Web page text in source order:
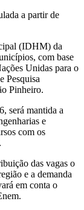
a partir de
(IDHM) da
com base
Unidas para o
Pesquisa
Pinheiro.
será mantida a
e
com os
das vagas o
e a demanda
em conta o